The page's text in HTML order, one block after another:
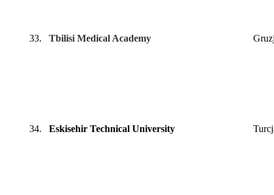
33. Tbilisi Medical Academy
34. Eskisehir Technical University